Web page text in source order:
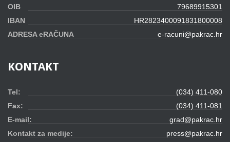
OIB
79689915301
IBAN
HR2823400091831800008
ADRESA eRAČUNA
e-racuni@pakrac.hr
KONTAKT
Tel:
(034) 411-080
Fax:
(034) 411-081
E-mail:
grad@pakrac.hr
Kontakt za medije:
press@pakrac.hr